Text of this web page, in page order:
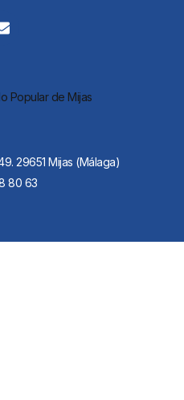
29651 Mijas (Málaga)
80 63